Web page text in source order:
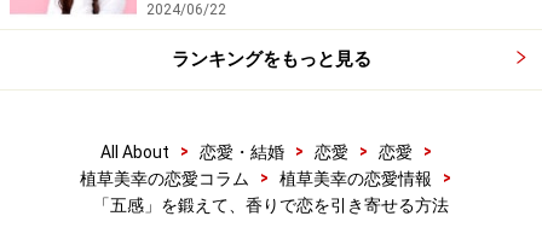
実験の内容は、「ただの水」と「ヴァーベナの香り」を
2024/06/22
ランキングをもっと見る
All About > 恋愛・結婚 > 恋愛 > 恋愛
>
植草美幸の恋愛コラム
> 植草美幸の恋愛情報
>
「五感」を鍛えて、香りで恋を引き寄せる方法